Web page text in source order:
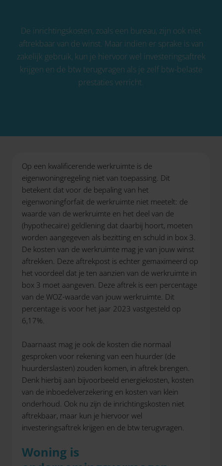
De inrichtingskosten, zoals een bureau, zijn ook niet
aftrekbaar van de winst. Maar indien er sprake is van
zakelijk gebruik, kun je hiervoor wel investeringsaftrek
krijgen en de btw terugvragen als je zelf btw-belaste
prestaties verricht.
Op een kwalificerende werkruimte is de
eigenwoningregeling niet van toepassing. Dit
betekent dat voor de bepaling van het
eigenwoningforfait de werkruimte niet meetelt: de
waarde van de werkruimte en het deel van de
(hypothecaire) geldlening dat daarbij hoort, moeten
worden aangegeven als bezitting en schuld in box 3.
De kosten van de werkruimte mag je van jouw winst
aftrekken. Deze aftrekpost is echter gemaximeerd op
het voordeel dat je ten aanzien van de werkruimte in
box 3 moet aangeven. Deze aftrek is een percentage
van de WOZ-waarde van jouw werkruimte. Dit
percentage is voor het jaar 2023 vastgesteld op
6,17%.
Daarnaast mag je ook de kosten die normaal
gesproken voor rekening van een huurder (de
huurderslasten) zouden komen, in aftrek brengen.
Denk hierbij aan bijvoorbeeld energiekosten, kosten
van de inboedelverzekering en kosten van klein
onderhoud. Ook nu zijn de inrichtingskosten niet
aftrekbaar, maar kun je hiervoor wel
investeringsaftrek krijgen en de btw terugvragen.
Woning is